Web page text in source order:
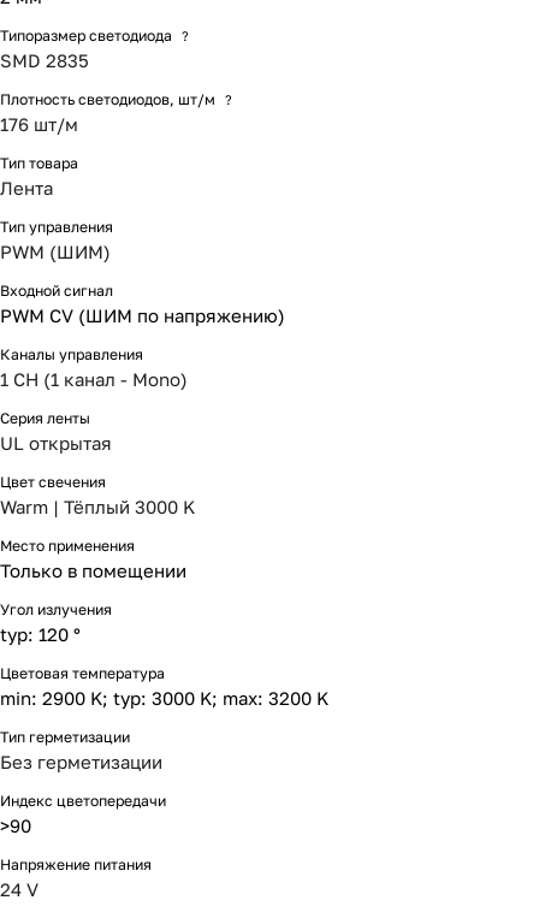
Типоразмер светодиода ?
SMD 2835
Плотность светодиодов, шт/м ?
176 шт/м
Тип товара
Лента
Тип управления
PWM (ШИМ)
Входной сигнал
PWM СV (ШИМ по напряжению)
Каналы управления
1 CH (1 канал - Mono)
Серия ленты
UL открытая
Цвет свечения
Warm | Тёплый 3000 K
Место применения
Только в помещении
Угол излучения
typ: 120 °
Цветовая температура
min: 2900 K; typ: 3000 K; max: 3200 K
Тип герметизации
Без герметизации
Индекс цветопередачи
>90
Напряжение питания
24 V